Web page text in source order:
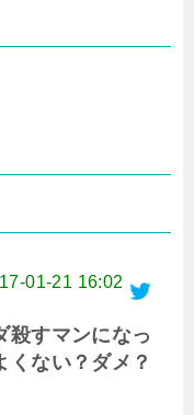
01-21 16:02
殺すマンになっ
くない？ダメ？